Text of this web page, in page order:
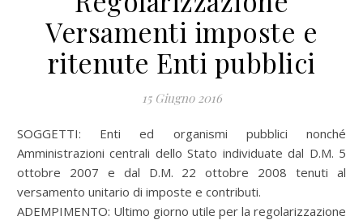
Versamenti imposte e
ritenute Enti pubblici
15 Giugno 2016
SOGGETTI: Enti ed organismi pubblici nonché
Amministrazioni centrali dello Stato individuate dal D.M. 5
ottobre 2007 e dal D.M. 22 ottobre 2008 tenuti al
versamento unitario di imposte e contributi.
ADEMPIMENTO: Ultimo giorno utile per la regolarizzazione